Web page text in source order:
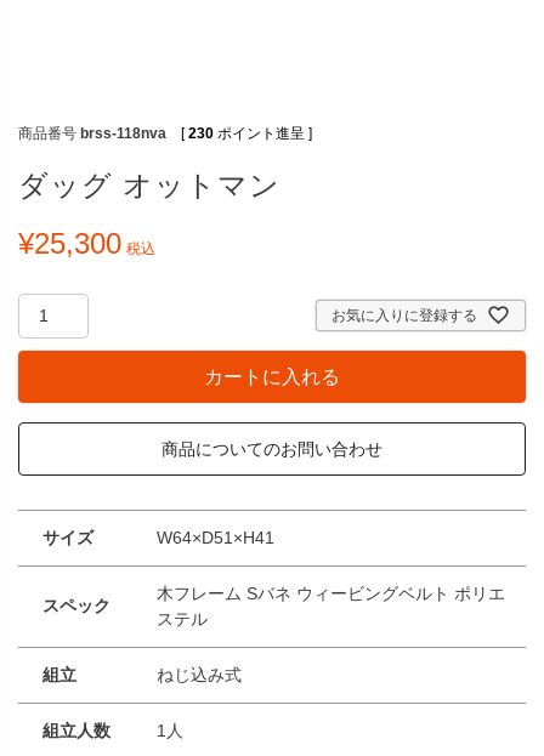
商品番号 brss-118nva [ 230 ポイント進呈 ]
ダッグ オットマン
¥25,300 税込
お気に入りに登録する
カートに入れる
商品についてのお問い合わせ
サイズ W64×D51×H41
スペック
木フレーム Sバネ ウィービングベルト ポリエ
ステル
組立 ねじ込み式
組立人数 1人